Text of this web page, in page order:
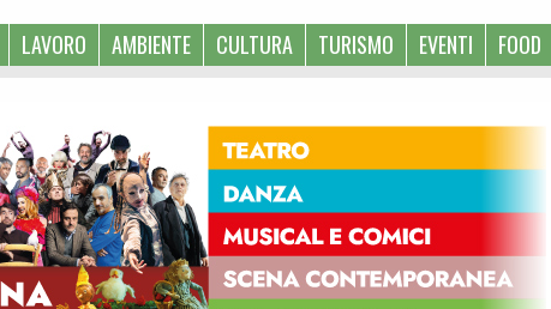
LAVORO AMBIENTE CULTURA TURISMO EVENTI FOOD